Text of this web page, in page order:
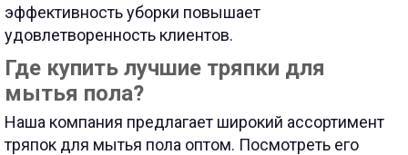
эффективность уборки повышает
удовлетворенность клиентов.
Где купить лучшие тряпки для
мытья пола?
Наша компания предлагает широкий ассортимент
тряпок для мытья пола оптом. Посмотреть его